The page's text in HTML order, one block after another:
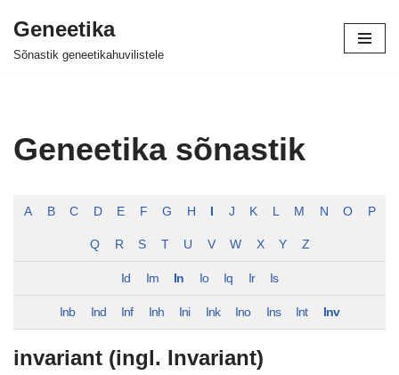
Skip
Geneetika
Sõnastik geneetikahuvilistele
Geneetika sõnastik
A B C D E F G H J K L M N O P
Q R S T U V W X Y Z
Id Im In Io Iq Ir Is
Inb Ind Inf Inh Ini Ink Ino Ins Int Inv
invariant (ingl. Invariant)